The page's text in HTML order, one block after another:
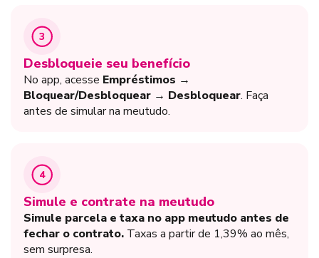
3
Desbloqueie seu benefício
No app, acesse Empréstimos →
Bloquear/Desbloquear → Desbloquear. Faça
antes de simular na meutudo.
4
Simule e contrate na meutudo
Simule parcela e taxa no app meutudo antes de
fechar o contrato. Taxas a partir de 1,39% ao mês,
sem surpresa.